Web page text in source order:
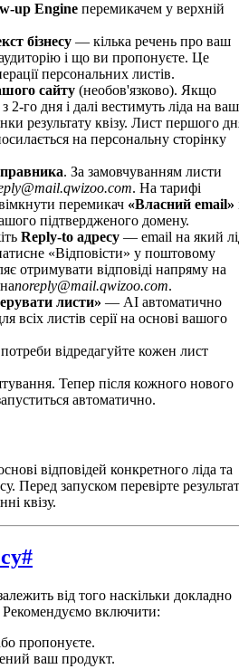
up Engine перемикачем у верхній
бізнесу — кілька речень про ваш
і що ви пропонуєте. Це
персональних листів.
сайту (необов'язково). Якщо
2-го дня і далі вестимуть ліда на ваш
результату квізу. Лист першого
на персональну сторінку
. За замовчуванням листи
. На тарифі
перемикач «Власний email»
підтвердженого домену.
Reply-to адресу — email на який
«Відповісти» у поштовому
отримувати відповіді напряму на
noreply@mail.qwizoo.com.
листи» — AI автоматично
всіх листів серії на основі вашого
потреби відредагуйте кожен лист
Тепер після кожного нового
автоматично.
відповідей конкретного ліда та
Перед запуском перевірте результат
квізу.
#
від того наскільки докладно
Рекомендуємо включити:
пропонуєте.
ваш продукт.